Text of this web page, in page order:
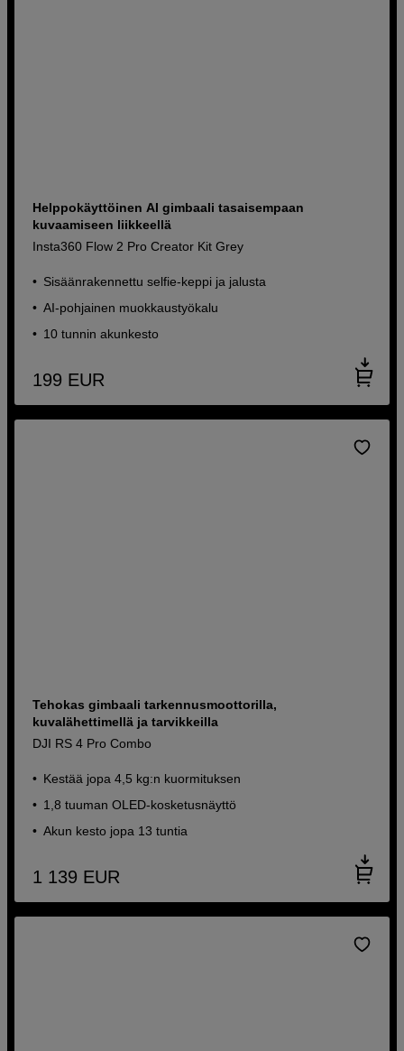
Helppokäyttöinen AI gimbaali tasaisempaan
kuvaamiseen liikkeellä
Insta360 Flow 2 Pro Creator Kit Grey
Sisäänrakennettu selfie-keppi ja jalusta
AI-pohjainen muokkaustyökalu
10 tunnin akunkesto
199 EUR
Tehokas gimbaali tarkennusmoottorilla,
kuvalähettimellä ja tarvikkeilla
DJI RS 4 Pro Combo
Kestää jopa 4,5 kg:n kuormituksen
1,8 tuuman OLED-kosketusnäyttö
Akun kesto jopa 13 tuntia
1 139 EUR